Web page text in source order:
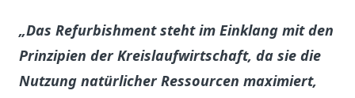
„Das Refurbishment steht im Einklang mit den
Prinzipien der Kreislaufwirtschaft, da sie die
Nutzung natürlicher Ressourcen maximiert,